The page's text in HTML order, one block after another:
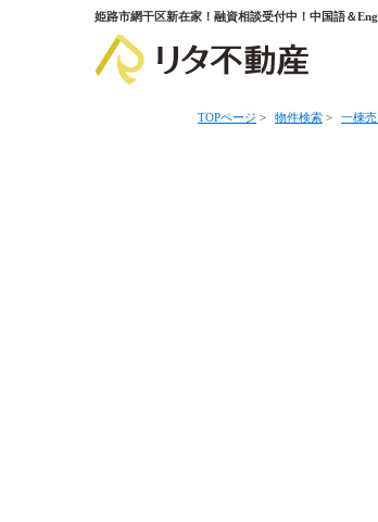
姫路市網干区新在家！融資相談受付中！中国語＆
TOPページ > 物件検索 > 一棟